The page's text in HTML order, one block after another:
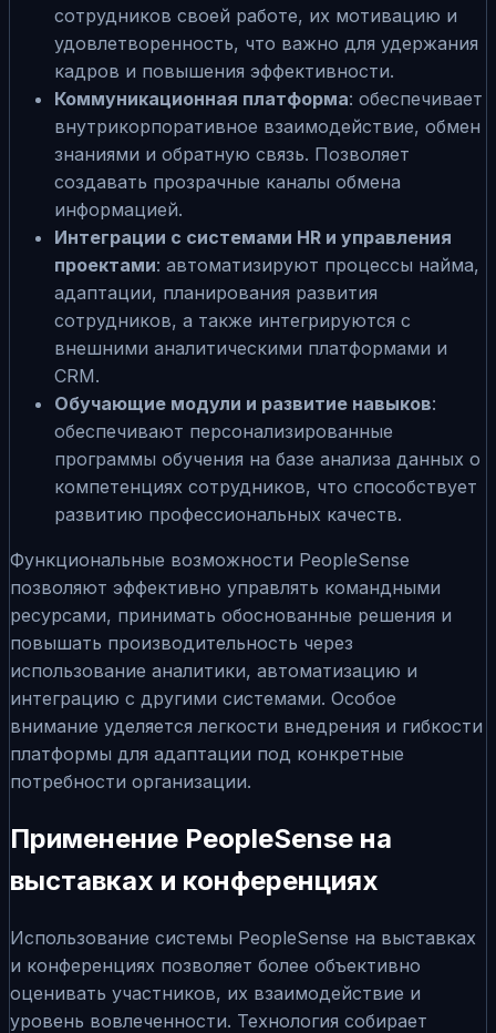
сотрудников своей работе, их мотивацию и
удовлетворенность, что важно для удержания
кадров и повышения эффективности.
Коммуникационная платформа: обеспечивает
внутрикорпоративное взаимодействие, обмен
знаниями и обратную связь. Позволяет
создавать прозрачные каналы обмена
информацией.
Интеграции с системами HR и управления
проектами: автоматизируют процессы найма,
адаптации, планирования развития
сотрудников, а также интегрируются с
внешними аналитическими платформами и
CRM.
Обучающие модули и развитие навыков:
обеспечивают персонализированные
программы обучения на базе анализа данных о
компетенциях сотрудников, что способствует
развитию профессиональных качеств.
Функциональные возможности PeopleSense
позволяют эффективно управлять командными
ресурсами, принимать обоснованные решения и
повышать производительность через
использование аналитики, автоматизацию и
интеграцию с другими системами. Особое
внимание уделяется легкости внедрения и гибкости
платформы для адаптации под конкретные
потребности организации.
Применение PeopleSense на
выставках и конференциях
Использование системы PeopleSense на выставках
и конференциях позволяет более объективно
оценивать участников, их взаимодействие и
уровень вовлеченности. Технология собирает